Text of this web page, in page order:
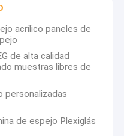
acrílico paneles de
de alta calidad
muestras libres de
personalizadas
de espejo Plexiglás